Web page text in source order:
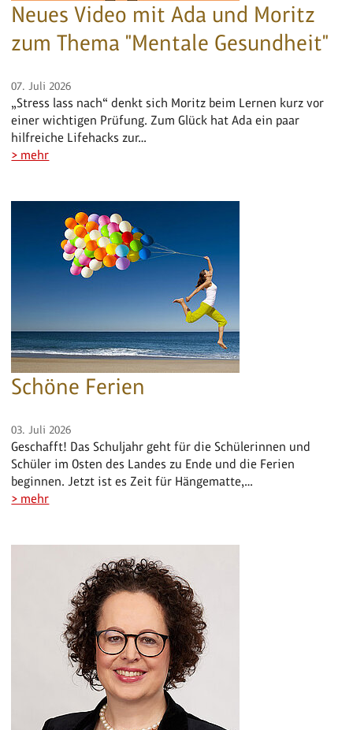
Neues Video mit Ada und Moritz
zum Thema "Mentale Gesundheit"
07. Juli 2026
„Stress lass nach“ denkt sich Moritz beim Lernen kurz vor
einer wichtigen Prüfung. Zum Glück hat Ada ein paar
hilfreiche Lifehacks zur…
> mehr
Schöne Ferien
03. Juli 2026
Geschafft! Das Schuljahr geht für die Schülerinnen und
Schüler im Osten des Landes zu Ende und die Ferien
beginnen. Jetzt ist es Zeit für Hängematte,…
> mehr